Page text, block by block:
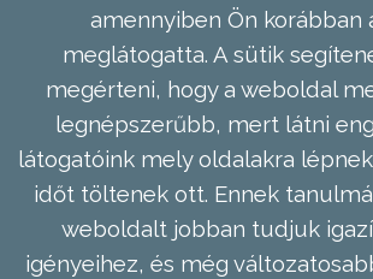
amennyiben Ön korábban
meglátogatta. A sütik
megérteni, hogy a weboldal
legnépszerűbb, mert látni
látogatóink mely oldalakra
időt töltenek ott. Ennek
weboldalt jobban tudjuk
igényeihez, és még